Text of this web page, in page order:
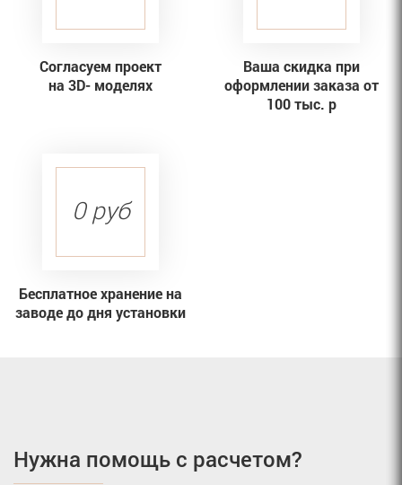
Согласуем проект
на 3D- моделях
Ваша скидка при
оформлении заказа от
100 тыс. р
0 руб
Бесплатное хранение на
заводе до дня установки
Нужна помощь с расчетом?